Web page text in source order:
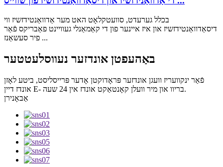
בכלל גערעדט, סוועטקלאָט האט מער אַדוואַנטידזשיז ווי
דיסאַדוואַנטידזשיז און איז איינער פון די קאַמאַנלי געוויינט פאַבריקס פֿאַר
פיר סעשאַנז ...
באַהעפטן אונדזער נעווסלעטטער
פֿאַר ינקוועריז וועגן אונדזער פּראָדוקטן אָדער פּרייסליסט, ביטע לאָזן
אונדז דיין E- בריוו און מיר וועלן קאָנטאַקט אונדז אין 24 שעה.
אַבאָנירן